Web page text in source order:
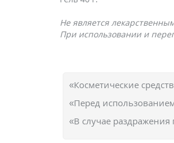
Не является
При использовании и
«Косметические
«Перед
«В случае раздражения